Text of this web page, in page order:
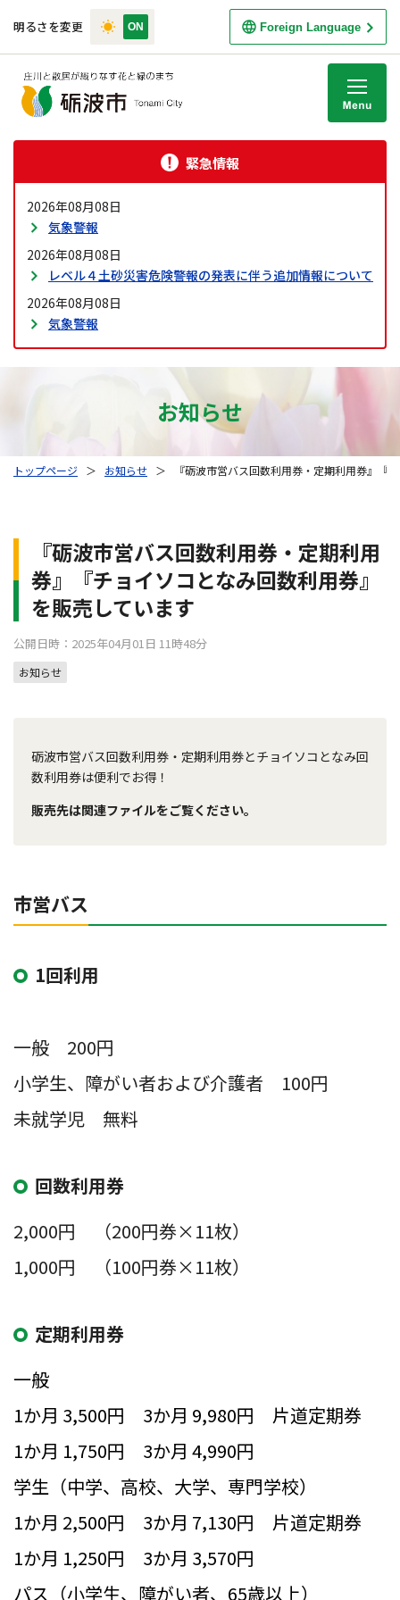
明るさを変更 Foreign Language
緊急情報
2026年08月08日
気象警報
2026年08月08日
レベル４土砂災害危険警報の発表に伴う追加情報について
2026年08月08日
気象警報
お知らせ
トップページ ＞ お知らせ ＞ 『砺波市営バス回数利用券・定期利用券』『
『砺波市営バス回数利用券・定期利用
券』『チョイソコとなみ回数利用券』
を販売しています
公開日時：2025年04月01日 11時48分
お知らせ
砺波市営バス回数利用券・定期利用券とチョイソコとなみ回
数利用券は便利でお得！
販売先は関連ファイルをご覧ください。
市営バス
1回利用
一般 200円
小学生、障がい者および介護者 100円
未就学児 無料
回数利用券
2,000円 （200円券×11枚）
1,000円 （100円券×11枚）
定期利用券
一般
1か月 3,500円 3か月 9,980円 片道定期券
1か月 1,750円 3か月 4,990円
学生（中学、高校、大学、専門学校）
1か月 2,500円 3か月 7,130円 片道定期券
1か月 1,250円 3か月 3,570円
パス（小学生、障がい者、65歳以上）